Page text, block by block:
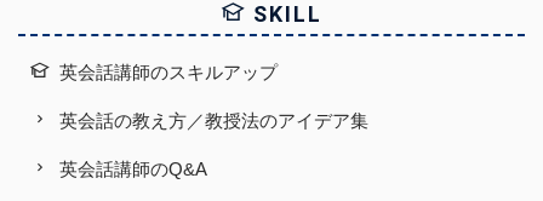
SKILL
英会話講師のスキルアップ
英会話の教え方／教授法のアイデア集
英会話講師のQ&A